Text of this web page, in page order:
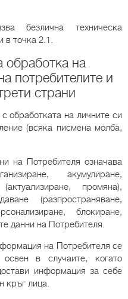
безлична техническа
в точка 2.1.
обработка на
потребителите и
страни
обработката на личните си
(всяка писмена молба,
на Потребителя означава
акумулиране,
промяна),
(разпространяване,
блокиране,
данни на Потребителя.
на Потребителя се
освен в случаите, когато
информация за себе
кръг лица.